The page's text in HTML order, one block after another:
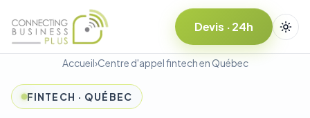
Devis · 24h
Accueil›Centre d'appel fintech en Québec
FINTECH · QUÉBEC